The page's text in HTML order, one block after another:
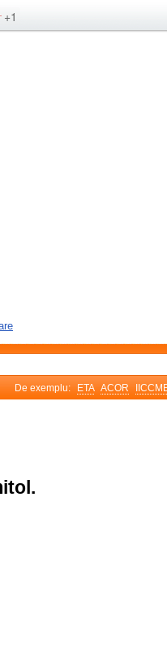
+1
De exemplu: ETA ACOR